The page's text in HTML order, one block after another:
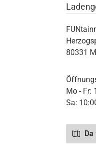
80331
Mo - Fr:
Sa: